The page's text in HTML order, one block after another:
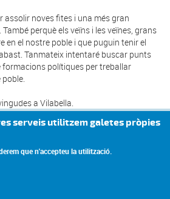
assolir noves fites i una més gran
perquè els veïns i les veïnes, grans
en el nostre poble i que puguin tenir el
Tanmateix intentaré buscar punts
formacions polítiques per treballar
a Vilabella.
Privacy settings
serveis utilitzem galetes pròpies
que n'accepteu la utilització.